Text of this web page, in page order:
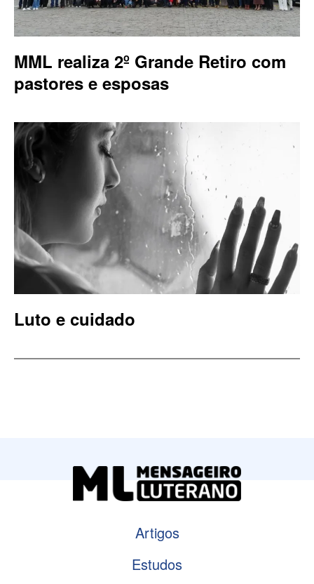
MML realiza 2º Grande Retiro com
pastores e esposas
Luto e cuidado
Artigos
Estudos